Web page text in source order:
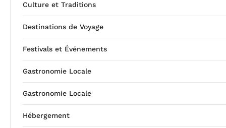
Culture et Traditions
Destinations de Voyage
Festivals et Événements
Gastronomie Locale
Gastronomie Locale
Hébergement